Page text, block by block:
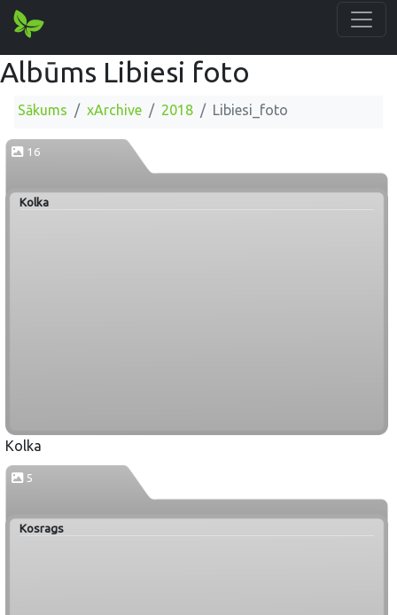
Albūms Libiesi foto
Sākums xArchive 2018 Libiesi_foto
16
Kolka
Kolka
5
Kosrags